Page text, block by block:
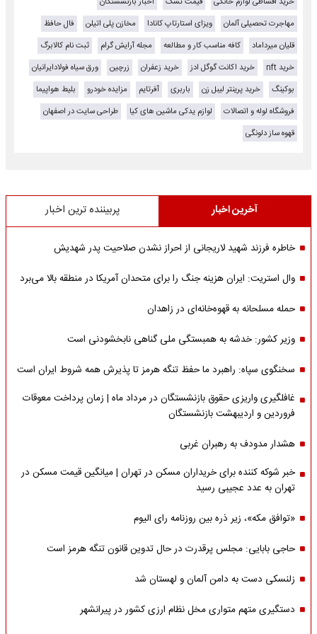
مهاجرت تحصیلی آلمان
ویزای استارتاپ کانادا مخازن پلی اتیلن
فال حافظ
قلیان میرداماد
کافه مناسب کار و مطالعه مجله آرایش گرام
ثبت نام کالابرگ
خرید nft
خرید اکانت گوگل ادز خرید زعفران زرچین
ورق سیاه فولادایرانیان
بوکینگ
خرید پرینتر لیبل زن باربری آفرتایم مزایده خودرو
بلیط هواپیما
فروشگاه لوله و اتصالات
لوازم یدکی ماشین های کیا
طراحی سایت در اصفهان
قهوه ساز دلونگی
آخرین اخبار پربیننده ترین اخبار
خاطره فرزند شهید لاریجانی از احراز نشدن صلاحیت پدر شهدیش
وال استریت: ایران هزینه جنگ را برای متحدان آمریکا در منطقه بالا می‌برد
حمله مسلحانه به قهوه‌خانه‌ای در زاهدان
وزیر کشور: خدشه به همبستگی ملی گناهی نابخشودنی است
سخنگوی سپاه: راهبرد ما حفظ تنگه هرمز تا پذیرش همه شروط ایران است
غافلگیری واریزی حقوق بازنشستگان در مرداد ماه | زمان پرداخت معوقات
فروردین و اردیبهشت بازنشستگان
هشدار مدودف به رهبران غربی
خبر شوکه کننده برای خریداران مسکن در تهران | میانگین قیمت مسکن در
تهران به عدد عجیبی رسید
«توافق مکه»، زیر ذره بین روزنامه رای الیوم
حاجی بابایی: مجلس پرقدرت در حال تدوین قانون تنگه هرمز است
زلنسکی دست به دامن آلمان و لهستان شد
دستگیری متهم متواری مخل نظام ارزی کشور در پیرانشهر